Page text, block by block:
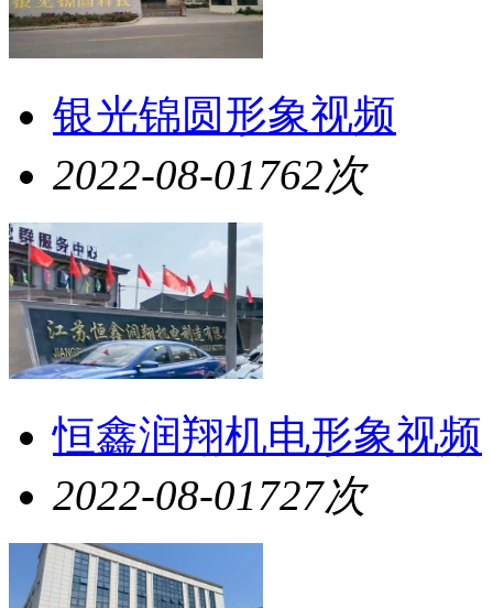
银光锦圆形象视频
2022-08-01762次
恒鑫润翔机电形象视频
2022-08-01727次